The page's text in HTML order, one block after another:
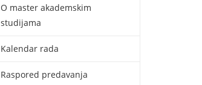
O master akademskim
studijama
Kalendar rada
Raspored predavanja